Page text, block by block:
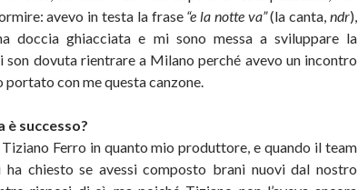
avevo in testa la frase “e la notte va”(la canta,ndr),
doccia ghiacciata e mi sono messa a sviluppare la
son dovuta rientrare a Milano perché avevo un incontro
portato con me questa canzone.
è successo?
Tiziano Ferro in quanto mio produttore, e quando il team
ha chiesto se avessi composto brani nuovi dal nostro